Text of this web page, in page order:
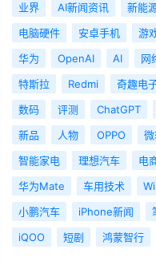
业界 AI新闻资讯 新能
电脑硬件
安卓手机 游
华为
OpenAI AI 网
特斯拉
Redmi 奇趣电
数码
评测 ChatGPT
新品
人物 OPPO
智能家电
理想汽车 电
华为Mate
车用技术
小鹏汽车
iPhone新闻
iQOO
短剧 鸿蒙智行